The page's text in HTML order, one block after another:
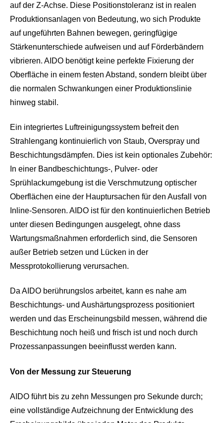
auf der Z-Achse. Diese Positionstoleranz ist in realen
Produktionsanlagen von Bedeutung, wo sich Produkte
auf ungeführten Bahnen bewegen, geringfügige
Stärkenunterschiede aufweisen und auf Förderbändern
vibrieren. AIDO benötigt keine perfekte Fixierung der
Oberfläche in einem festen Abstand, sondern bleibt über
die normalen Schwankungen einer Produktionslinie
hinweg stabil.
Ein integriertes Luftreinigungssystem befreit den
Strahlengang kontinuierlich von Staub, Overspray und
Beschichtungsdämpfen. Dies ist kein optionales Zubehör:
In einer Bandbeschichtungs-, Pulver- oder
Sprühlackumgebung ist die Verschmutzung optischer
Oberflächen eine der Hauptursachen für den Ausfall von
Inline-Sensoren. AIDO ist für den kontinuierlichen Betrieb
unter diesen Bedingungen ausgelegt, ohne dass
Wartungsmaßnahmen erforderlich sind, die Sensoren
außer Betrieb setzen und Lücken in der
Messprotokollierung verursachen.
Da AIDO berührungslos arbeitet, kann es nahe am
Beschichtungs- und Aushärtungsprozess positioniert
werden und das Erscheinungsbild messen, während die
Beschichtung noch heiß und frisch ist und noch durch
Prozessanpassungen beeinflusst werden kann.
Von der Messung zur Steuerung
AIDO führt bis zu zehn Messungen pro Sekunde durch;
eine vollständige Aufzeichnung der Entwicklung des